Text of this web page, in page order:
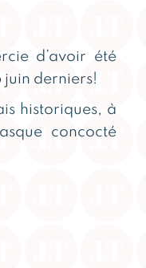
d’avoir été
juin derniers!
historiques, à
concocté